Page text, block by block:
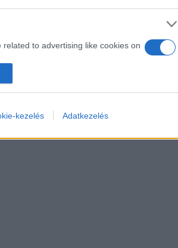
to advertising like cookies on
for online advertising
advertising.
kezelés Adatkezelés
hatékonysággal tudunk eredményeket